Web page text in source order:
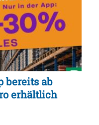
bereits ab
erhältlich